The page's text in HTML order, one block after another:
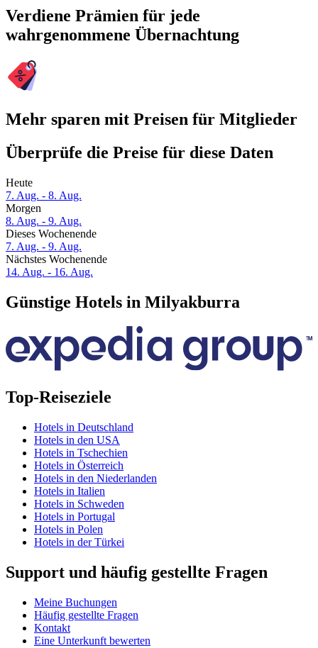
Verdiene Prämien für jede
wahrgenommene Übernachtung
Mehr sparen mit Preisen für Mitglieder
Überprüfe die Preise für diese Daten
Heute
7. Aug. - 8. Aug.
Morgen
8. Aug. - 9. Aug.
Dieses Wochenende
7. Aug. - 9. Aug.
Nächstes Wochenende
14. Aug. - 16. Aug.
Günstige Hotels in Milyakburra
Top-Reiseziele
Hotels in Deutschland
Hotels in den USA
Hotels in Tschechien
Hotels in Österreich
Hotels in den Niederlanden
Hotels in Italien
Hotels in Schweden
Hotels in Portugal
Hotels in Polen
Hotels in der Türkei
Support und häufig gestellte Fragen
Meine Buchungen
Häufig gestellte Fragen
Kontakt
Eine Unterkunft bewerten